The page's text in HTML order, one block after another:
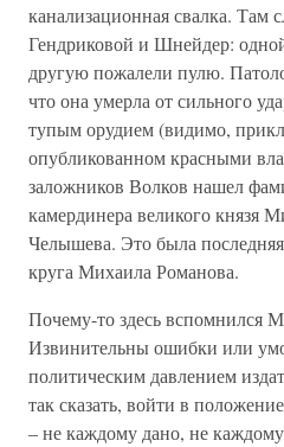
канализационная свалка. Там
Гендриковой и Шнейдер:
другую пожалели пулю.
что она умерла от сильного
тупым орудием (видимо,
опубликованном красными
заложников Волков нашел
камердинера великого князя
Челышева. Это была
круга Михаила Романова.
Почему-то здесь вспомнился
Извинительны ошибки или
политическим давлением
так сказать, войти в
– не каждому дано, не